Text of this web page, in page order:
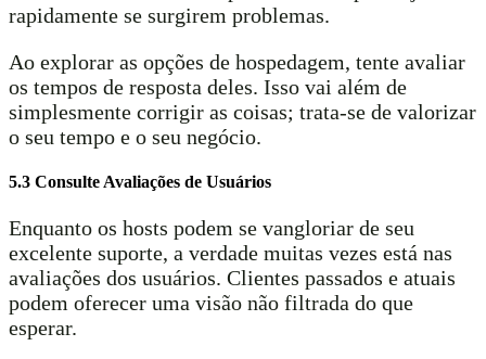
rapidamente se surgirem problemas.
Ao explorar as opções de hospedagem, tente avaliar
os tempos de resposta deles. Isso vai além de
simplesmente corrigir as coisas; trata-se de valorizar
o seu tempo e o seu negócio.
5.3 Consulte Avaliações de Usuários
Enquanto os hosts podem se vangloriar de seu
excelente suporte, a verdade muitas vezes está nas
avaliações dos usuários. Clientes passados e atuais
podem oferecer uma visão não filtrada do que
esperar.